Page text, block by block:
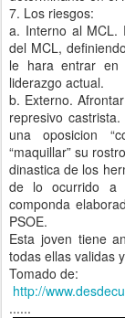
7. Los riesgos:
a. Interno al MCL.
del MCL,
le hara entrar en
liderazgo actual.
b. Externo.
represivo
una oposicion
“maquillar” su
dinastica de los
de lo ocurrido a
componda
PSOE.
Esta joven tiene
todas ellas validas
Tomado de:
http://
......